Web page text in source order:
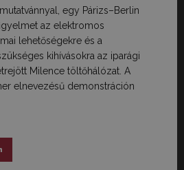
egy Párizs–Berlin
az elektromos
lehetőségekre és a
kihívásokra az iparági
Milence töltőhálózat. A
elnevezésű demonstráción